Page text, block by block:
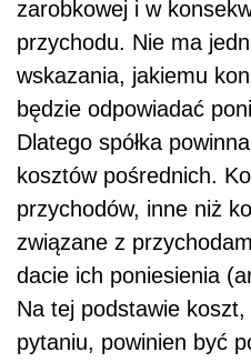
zarobkowej i w
przychodu. Nie ma
wskazania, jakiemu
będzie odpowiadać
Dlatego spółka
kosztów pośrednich.
przychodów, inne niż
związane z
dacie ich poniesienia
Na tej podstawie
pytaniu, powinien być